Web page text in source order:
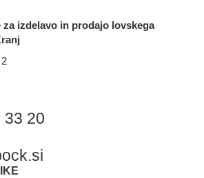
za izdelavo in prodajo lovskega
33 20